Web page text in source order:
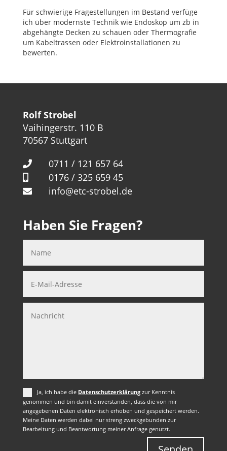
Für schwierige Fragestellungen im Bestand verfüge
ich über modernste Technik wie Endoskop um zb in
abgehängte Decken zu schauen oder Thermografie
um Kabeltrassen oder Elektroinstallationen zu
bewerten.
Rolf Strobel
Vaihingerstr. 110 B
70567 Stuttgart
0711 / 121 657 64
0176 / 325 659 45
info@etc-strobel.de
Haben Sie Fragen?
Ja, ich habe die Datenschutzerklärung zur Kenntnis
genommen und bin damit einverstanden, dass die von mir
angegebenen Daten elektronisch erhoben und gespeichert werden.
Meine Daten werden dabei nur streng zweckgebunden zur
Bearbeitung und Beantwortung meiner Anfrage genutzt.